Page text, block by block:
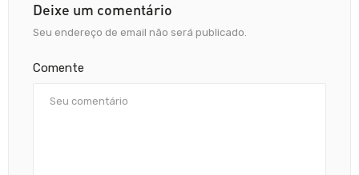
Deixe um comentário
Seu endereço de email não será publicado.
Comente